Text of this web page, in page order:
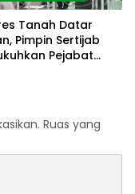
Tanah Datar
Pimpin Sertijab
Pejabat
Ruas yang